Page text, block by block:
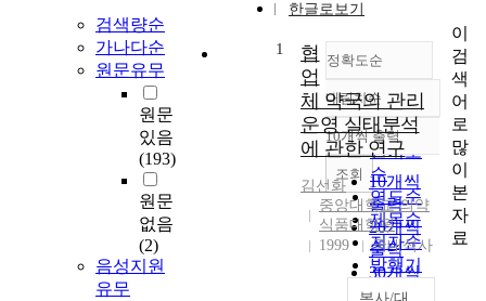
검색량순
가나다순
원문유무
원문
있음
(193)
원문
없음
(2)
음성지원
유무
한글로보기
정확도순
정확도
순
인기도
순
연도순
제목순
저자순
발행기
관순
내림차순
내림차순
10개씩 출력
10개씩
출력
20개씩
출력
30개씩
출력
조회
1
협
업
체 약국의 관리
운영 실태분석
에 관한 연구
김선화
중앙대학교 의약
식품대학원
1999
국내석사
이
검
색
어
로
많
이
본
자
료